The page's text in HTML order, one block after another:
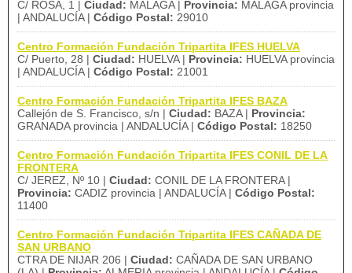
C/ ROSA, 1 | Ciudad: MALAGA | Provincia: MALAGA provincia
| ANDALUCÍA | Código Postal: 29010
Centro Formación Fundación Tripartita IFES HUELVA
C/ Puerto, 28 | Ciudad: HUELVA | Provincia: HUELVA provincia
| ANDALUCÍA | Código Postal: 21001
Centro Formación Fundación Tripartita IFES BAZA
Callejón de S. Francisco, s/n | Ciudad: BAZA | Provincia:
GRANADA provincia | ANDALUCÍA | Código Postal: 18250
Centro Formación Fundación Tripartita IFES CONIL DE LA
FRONTERA
C/ JEREZ, Nº 10 | Ciudad: CONIL DE LA FRONTERA |
Provincia: CADIZ provincia | ANDALUCÍA | Código Postal:
11400
Centro Formación Fundación Tripartita IFES CAÑADA DE
SAN URBANO
CTRA DE NIJAR 206 | Ciudad: CAÑADA DE SAN URBANO